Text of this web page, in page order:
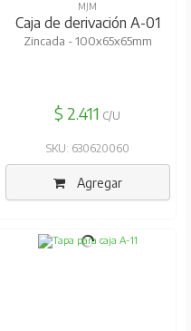
MJM
Caja de derivación A-01
Zincada - 100x65x65mm
$ 2.411 C/U
SKU: 630620060
Agregar